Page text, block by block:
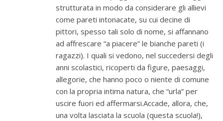
strutturata in modo da considerare gli allievi
come pareti intonacate, su cui decine di
pittori, spesso tali solo di nome, si affannano
ad affrescare “a piacere” le bianche pareti (i
ragazzi). I quali si vedono, nel succedersi degli
anni scolastici, ricoperti da figure, paesaggi,
allegorie, che hanno poco o niente di comune
con la propria intima natura, che “urla” per
uscire fuori ed affermarsi.Accade, allora, che,
una volta lasciata la scuola (questa scuola!),